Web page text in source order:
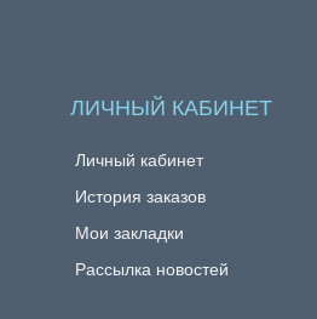
ЛИЧНЫЙ КАБИНЕТ
Личный кабинет
История заказов
Мои закладки
Рассылка новостей